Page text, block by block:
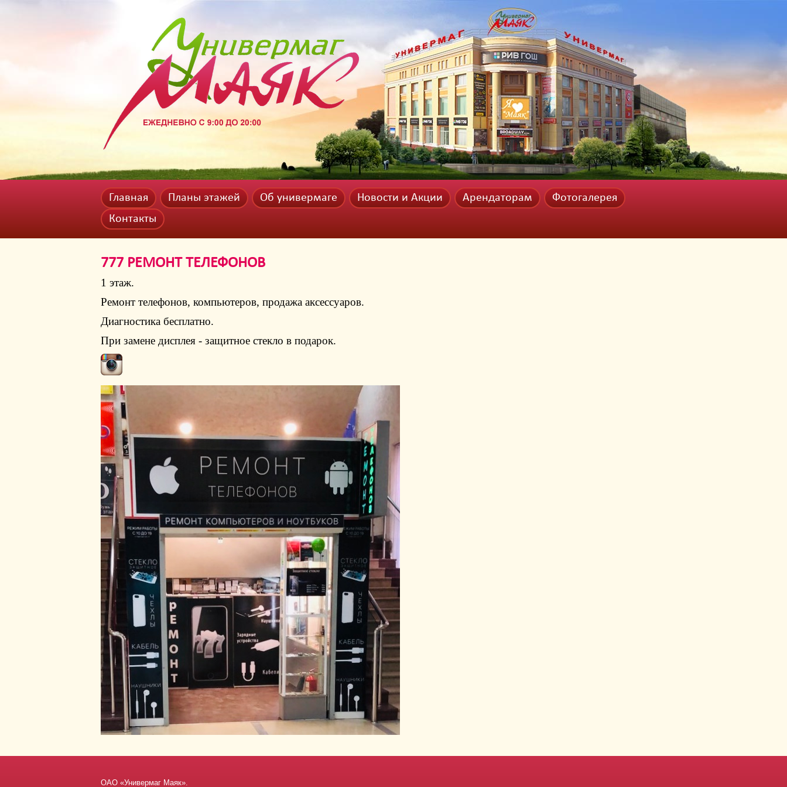
Главная Планы этажей Об универмаге Новости и Акции Арендаторам
Фотогалерея
Контакты
777 РЕМОНТ ТЕЛЕФОНОВ
1 этаж.
Ремонт телефонов, компьютеров, продажа аксессуаров.
Диагностика бесплатно.
При замене дисплея - защитное стекло в подарок.
ОАО «Универмаг Маяк».